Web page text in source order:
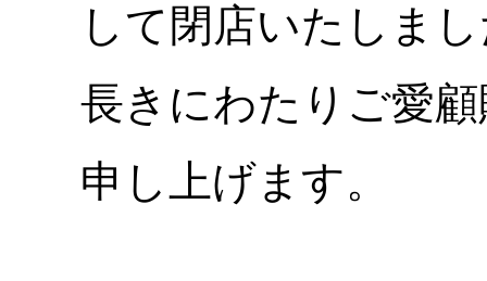
して閉店いたしま
長きにわたりご愛
申し上げます。